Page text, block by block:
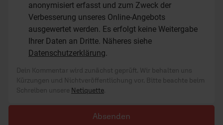
anonymisiert erfasst und zum Zweck der
Verbesserung unseres Online-Angebots
ausgewertet werden. Es erfolgt keine Weitergabe
Ihrer Daten an Dritte. Näheres siehe
Datenschutzerklärung.
Dein Kommentar wird zunächst geprüft. Wir behalten uns
Kürzungen und Nichtveröffentlichung vor. Bitte beachte beim
Schreiben unsere Netiquette.
Absenden